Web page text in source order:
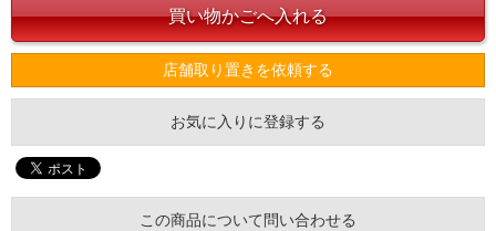
店舗取り置きを依頼する
お気に入りに登録する
この商品について問い合わせる